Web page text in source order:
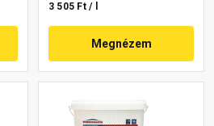
3 505 Ft / l
Megnézem